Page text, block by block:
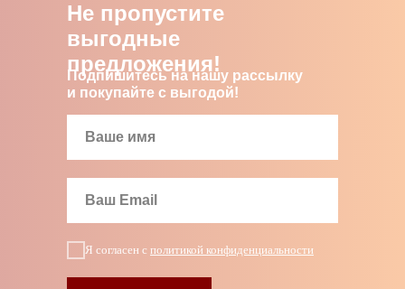
Не пропустите
выгодные
предложения!
Подпишитесь на нашу рассылку
и покупайте с выгодой!
Я согласен с политикой конфиденциальности